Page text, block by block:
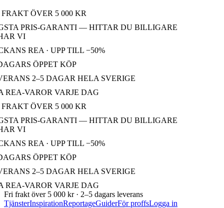
ÖVER 5 000 KR
PRIS-GARANTI — HITTAR DU BILLIGARE
VI
REA · UPP TILL −50%
ÖPPET KÖP
2–5 DAGAR HELA SVERIGE
VAROR VARJE DAG
ÖVER 5 000 KR
PRIS-GARANTI — HITTAR DU BILLIGARE
VI
REA · UPP TILL −50%
ÖPPET KÖP
2–5 DAGAR HELA SVERIGE
VAROR VARJE DAG
Fri frakt över 5 000 kr · 2–5 dagars leverans
TjänsterInspirationReportageGuiderFör proffsLogga in